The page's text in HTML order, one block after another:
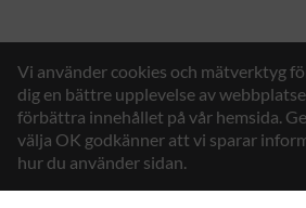
Vi använder cookies och mätverktyg
dig en bättre upplevelse av
förbättra innehållet på vår hemsida.
välja OK godkänner att vi sparar
hur du använder sidan.